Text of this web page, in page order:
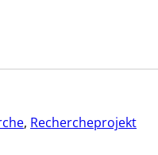
, Rechercheprojekt